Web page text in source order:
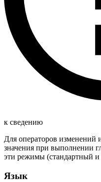
к сведению
Для операторов изменений
значения при выполнении
эти режимы (стандартный
Язык